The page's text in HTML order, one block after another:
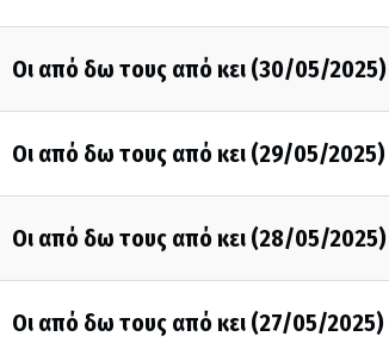
Οι από δω τους από κει (30/05/2025)
Οι από δω τους από κει (29/05/2025)
Οι από δω τους από κει (28/05/2025)
Οι από δω τους από κει (27/05/2025)